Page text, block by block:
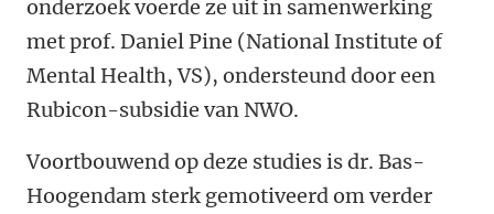
onderzoek voerde ze uit in samenwerking
met prof. Daniel Pine (National Institute of
Mental Health, VS), ondersteund door een
Rubicon-subsidie van NWO.
Voortbouwend op deze studies is dr. Bas-
Hoogendam sterk gemotiveerd om verder